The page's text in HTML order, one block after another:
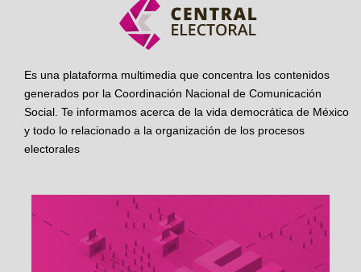
Es una plataforma multimedia que concentra los contenidos
generados por la Coordinación Nacional de Comunicación
Social. Te informamos acerca de la vida democrática de México
y todo lo relacionado a la organización de los procesos
electorales